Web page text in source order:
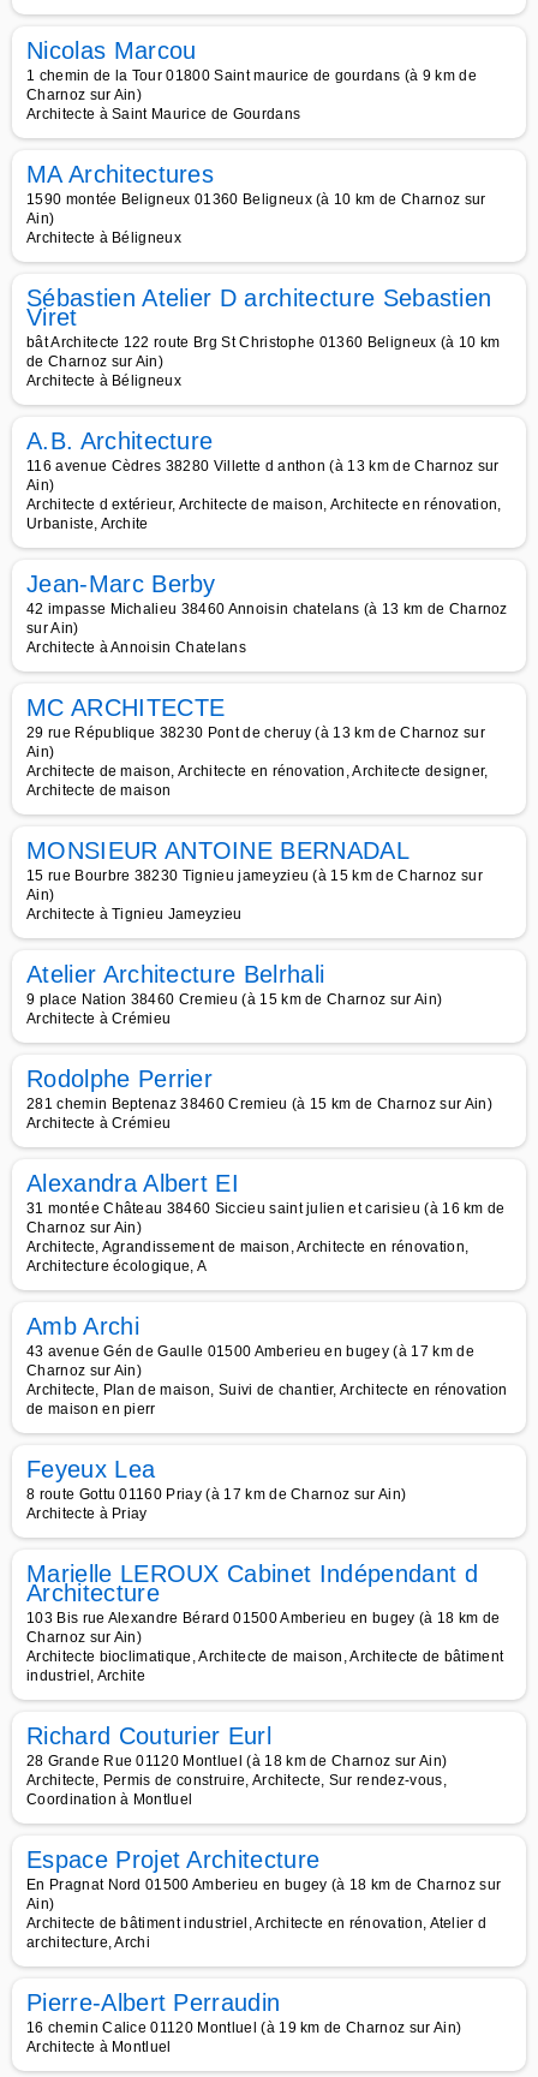
Nicolas Marcou
1 chemin de la Tour 01800 Saint maurice de gourdans (à 9 km de
Charnoz sur Ain)
Architecte à Saint Maurice de Gourdans
MA Architectures
1590 montée Beligneux 01360 Beligneux (à 10 km de Charnoz sur
Ain)
Architecte à Béligneux
Sébastien Atelier D architecture Sebastien
Viret
bât Architecte 122 route Brg St Christophe 01360 Beligneux (à 10 km
de Charnoz sur Ain)
Architecte à Béligneux
A.B. Architecture
116 avenue Cèdres 38280 Villette d anthon (à 13 km de Charnoz sur
Ain)
Architecte d extérieur, Architecte de maison, Architecte en rénovation,
Urbaniste, Archite
Jean-Marc Berby
42 impasse Michalieu 38460 Annoisin chatelans (à 13 km de Charnoz
sur Ain)
Architecte à Annoisin Chatelans
MC ARCHITECTE
29 rue République 38230 Pont de cheruy (à 13 km de Charnoz sur
Ain)
Architecte de maison, Architecte en rénovation, Architecte designer,
Architecte de maison
MONSIEUR ANTOINE BERNADAL
15 rue Bourbre 38230 Tignieu jameyzieu (à 15 km de Charnoz sur
Ain)
Architecte à Tignieu Jameyzieu
Atelier Architecture Belrhali
9 place Nation 38460 Cremieu (à 15 km de Charnoz sur Ain)
Architecte à Crémieu
Rodolphe Perrier
281 chemin Beptenaz 38460 Cremieu (à 15 km de Charnoz sur Ain)
Architecte à Crémieu
Alexandra Albert EI
31 montée Château 38460 Siccieu saint julien et carisieu (à 16 km de
Charnoz sur Ain)
Architecte, Agrandissement de maison, Architecte en rénovation,
Architecture écologique, A
Amb Archi
43 avenue Gén de Gaulle 01500 Amberieu en bugey (à 17 km de
Charnoz sur Ain)
Architecte, Plan de maison, Suivi de chantier, Architecte en rénovation
de maison en pierr
Feyeux Lea
8 route Gottu 01160 Priay (à 17 km de Charnoz sur Ain)
Architecte à Priay
Marielle LEROUX Cabinet Indépendant d
Architecture
103 Bis rue Alexandre Bérard 01500 Amberieu en bugey (à 18 km de
Charnoz sur Ain)
Architecte bioclimatique, Architecte de maison, Architecte de bâtiment
industriel, Archite
Richard Couturier Eurl
28 Grande Rue 01120 Montluel (à 18 km de Charnoz sur Ain)
Architecte, Permis de construire, Architecte, Sur rendez-vous,
Coordination à Montluel
Espace Projet Architecture
En Pragnat Nord 01500 Amberieu en bugey (à 18 km de Charnoz sur
Ain)
Architecte de bâtiment industriel, Architecte en rénovation, Atelier d
architecture, Archi
Pierre-Albert Perraudin
16 chemin Calice 01120 Montluel (à 19 km de Charnoz sur Ain)
Architecte à Montluel